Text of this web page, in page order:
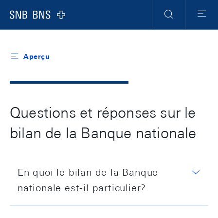
Logo
Navigation
RechercheMenu
Aperçu
Questions et réponses sur le
bilan de la Banque nationale
En quoi le bilan de la Banque
nationale est-il particulier?